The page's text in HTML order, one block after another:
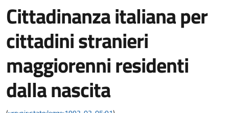
Cittadinanza italiana per
cittadini stranieri
maggiorenni residenti
dalla nascita